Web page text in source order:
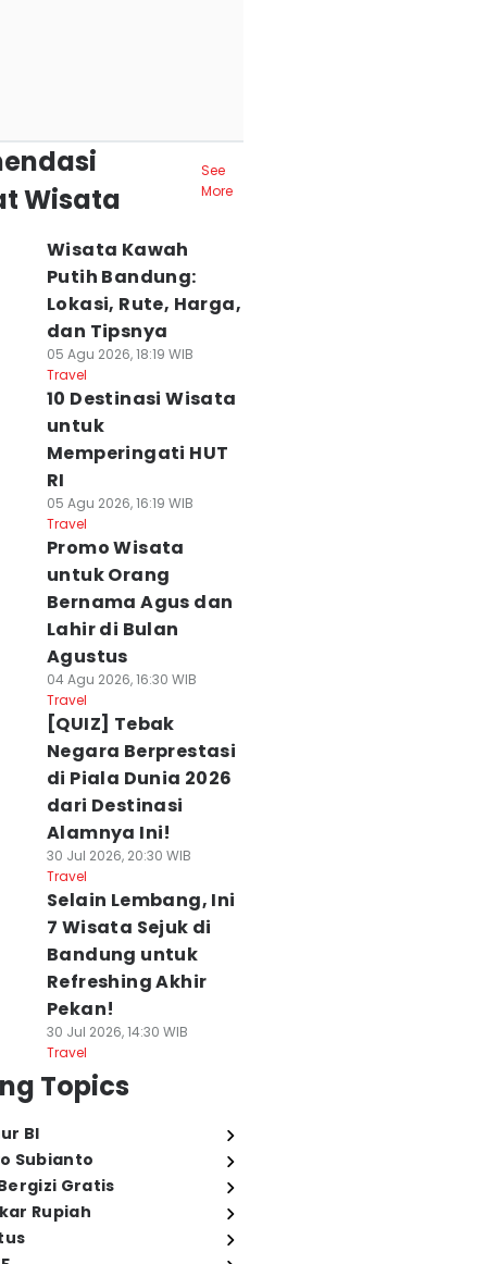
Wisata
See
More
Wisata Kawah
Putih Bandung:
Lokasi, Rute, Harga,
dan Tipsnya
05 Agu 2026, 18:19 WIB
Travel
10 Destinasi Wisata
untuk
Memperingati HUT
RI
05 Agu 2026, 16:19 WIB
Travel
Promo Wisata
untuk Orang
Bernama Agus dan
Lahir di Bulan
Agustus
04 Agu 2026, 16:30 WIB
Travel
[QUIZ] Tebak
Negara Berprestasi
di Piala Dunia 2026
dari Destinasi
Alamnya Ini!
30 Jul 2026, 20:30 WIB
Travel
Selain Lembang, Ini
7 Wisata Sejuk di
Bandung untuk
Refreshing Akhir
Pekan!
30 Jul 2026, 14:30 WIB
Travel
Topics
BI
Subianto
Gratis
Rupiah